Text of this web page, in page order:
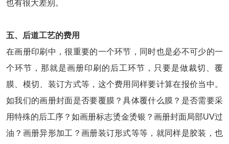
也有很大差别。
五、后道工艺的费用
在画册印刷中，很重要的一个环节，同时也是必不可少的一
个环节，那就是画册印刷的后工环节，只要是做裁切、覆
膜、模切、装订方式等，这个费用同样要计算在报价当中。
如我们的画册封面是否要覆膜？具体覆什么膜？是否需要采
用特殊的后工序？如画册标志烫金烫银？画册封面局部UV过
油？画册异形加工？画册装订形式等等，就同样是胶装，也